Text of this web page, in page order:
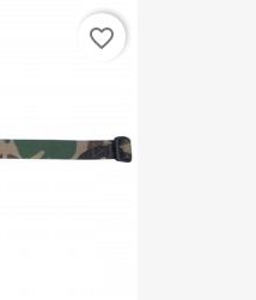
favorite_border